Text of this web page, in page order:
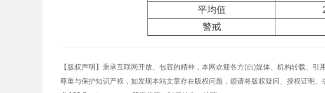
平均值
警戒
【版权声明】秉承互联网开放、包容的精神，本网欢迎各方(自)媒体、机构转载、
尊重与保护知识产权，如发现本站文章存在版权问题，烦请将版权疑问、授权证明